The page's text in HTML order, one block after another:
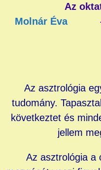
Az
Molnár Éva
Az asztrológia
tudomány.
következtet és
jellem
Az asztrológia a